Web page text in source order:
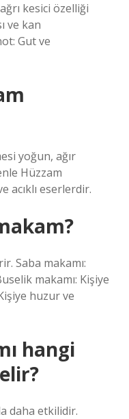
kesici özelliği
ve kan
Gut ve
yoğun, ağır
Hüzzam
acıklı eserlerdir.
Saba makamı:
makamı: Kişiye
huzur ve
hangi
daha etkilidir.